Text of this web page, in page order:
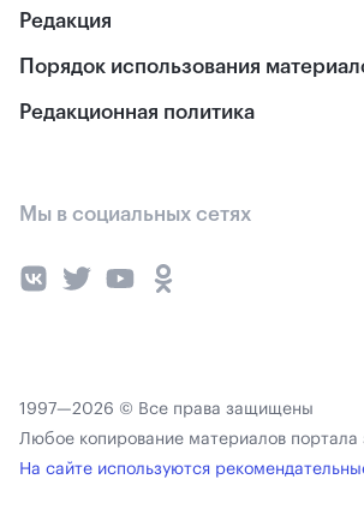
Редакция
Порядок использования
Редакционная политика
Мы в социальных сетях
1997—2026 © Все права защищены
Любое копирование материалов портала
На сайте используются